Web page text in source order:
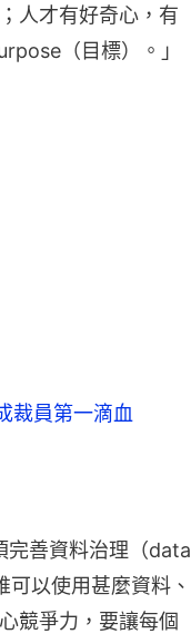
人才有好奇心，有
（目標）。」
裁員第一滴血
完善資料治理（data
以使用甚麼資料、
競爭力，要讓每個